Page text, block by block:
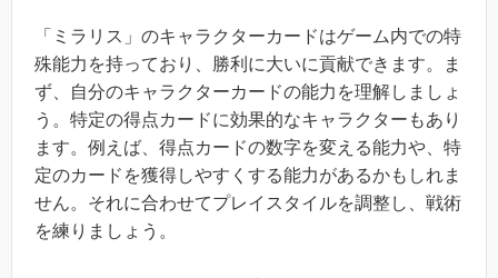
「ミラリス」のキャラクターカードはゲーム内での特
殊能力を持っており、勝利に大いに貢献できます。ま
ず、自分のキャラクターカードの能力を理解しましょ
う。特定の得点カードに効果的なキャラクターもあり
ます。例えば、得点カードの数字を変える能力や、特
定のカードを獲得しやすくする能力があるかもしれま
せん。それに合わせてプレイスタイルを調整し、戦術
を練りましょう。